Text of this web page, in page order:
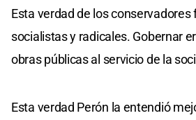
Esta verdad de los
socialistas y radicales. Gobernar
obras públicas al servicio de la
Esta verdad Perón la entendió